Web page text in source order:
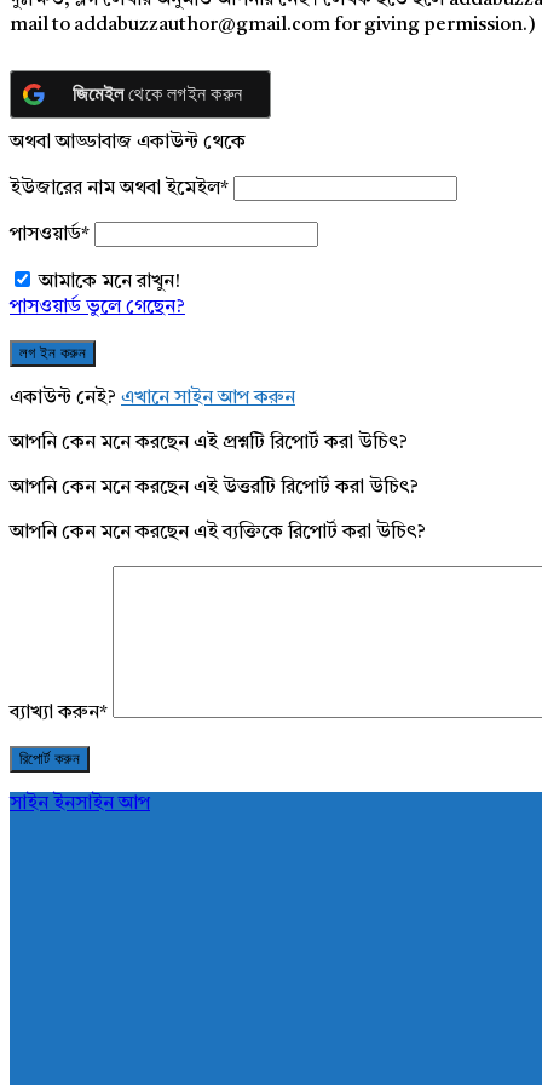
mail to addabuzzauthor@gmail.com for giving permission.)
জিমেইলথেকে লগইন করুন
অথবা আড্ডাবাজ একাউন্ট থেকে
ইউজারের নাম অথবা ইমেইল*
পাসওয়ার্ড*
আমাকে মনে রাখুন!
পাসওয়ার্ড ভুলে গেছেন?
একাউন্ট নেই? এখানে সাইন আপ করুন
আপনি কেন মনে করছেন এই প্রশ্নটি রিপোর্ট করা উচিৎ?
আপনি কেন মনে করছেন এই উত্তরটি রিপোর্ট করা উচিৎ?
আপনি কেন মনে করছেন এই ব্যক্তিকে রিপোর্ট করা উচিৎ?
ব্যাখ্যা করুন*
সাইন ইনসাইন আপ